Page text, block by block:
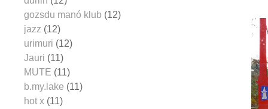
gozsdu manó klub (12)
jazz (12)
urimuri (12)
Jauri (11)
MUTE (11)
b.my.lake (11)
hot x (11)